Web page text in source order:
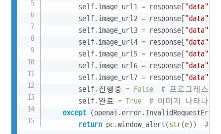
        self
. image_url1 = response["data"
        self
. image_url2 = response["data"
        self
. image_url3 = response["data"
        self
. image_url4 = response["data"
        self
. image_url5 = response["data"
        self
. image_url6 = response["data"
        self
. image_url7 = response["data"
        self
. 진행중 = False
# 프로그레스바
        self
. 완료 = True
# 이미지 나타나게!
except (openai.error. InvalidRequestError
return pc.window_alert(str(e)) #